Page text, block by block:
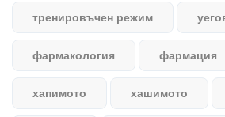
тренировъчен режим
фармакология фармация
хапимото хашимото